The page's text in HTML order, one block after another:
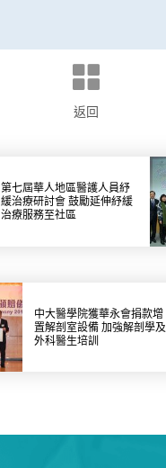
返回
第七屆華人地區醫護人員紓
緩治療研討會 鼓勵延伸紓緩
治療服務至社區
中大醫學院獲華永會捐款增
置解剖室設備 加強解剖學及
外科醫生培訓